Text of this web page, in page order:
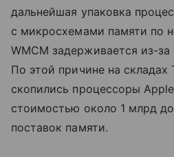
дальнейшая упаковка
с микросхемами памяти по
WMCM задерживается из-за
По этой причине на складах
скопились процессоры
стоимостью около 1 млрд
поставок памяти.